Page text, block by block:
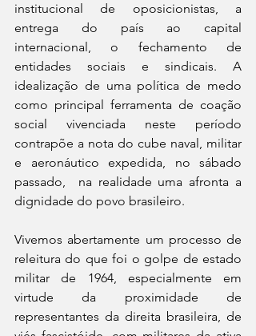
institucional de oposicionistas, a
entrega do país ao capital
internacional, o fechamento de
entidades sociais e sindicais. A
idealização de uma política de medo
como principal ferramenta de coação
social vivenciada neste período
contrapõe a nota do cube naval, militar
e aeronáutico expedida, no sábado
passado,  na realidade uma afronta a
dignidade do povo brasileiro.
Vivemos abertamente um processo de
releitura do que foi o golpe de estado
militar de 1964, especialmente em
virtude da proximidade de
representantes da direita brasileira, de